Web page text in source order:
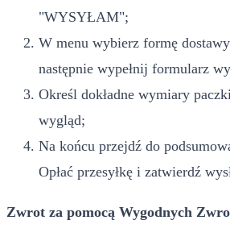
"WYSYŁAM";
W menu wybierz formę
następnie wypełnij formularz
Określ dokładne wymiary
wygląd;
Na końcu przejdź do
Opłać przesyłkę i zatwierdź
Zwrot za pomocą Wygodnych